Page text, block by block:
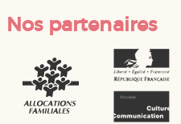
Nos partenaires